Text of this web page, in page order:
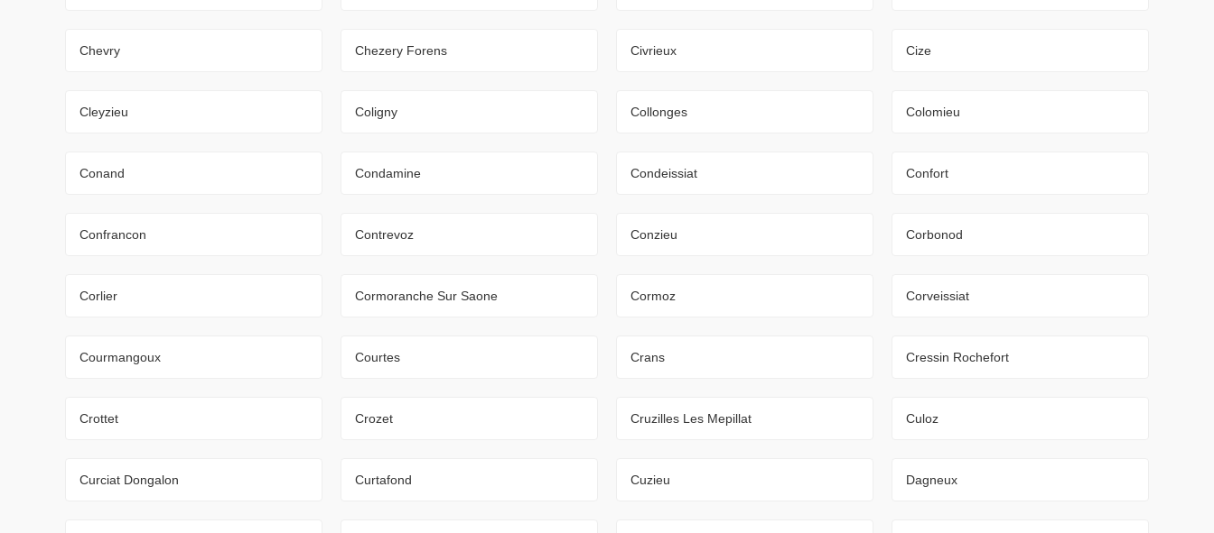
Chevry Chezery Forens Civrieux Cize
Cleyzieu Coligny Collonges Colomieu
Conand Condamine Condeissiat Confort
Confrancon Contrevoz Conzieu Corbonod
Corlier Cormoranche Sur Saone Cormoz Corveissiat
Courmangoux Courtes Crans Cressin Rochefort
Crottet Crozet Cruzilles Les Mepillat Culoz
Curciat Dongalon Curtafond Cuzieu Dagneux